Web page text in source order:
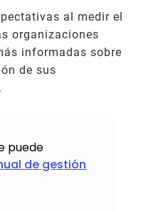
al medir el
organizaciones
informadas sobre
de sus
puede
de gestión